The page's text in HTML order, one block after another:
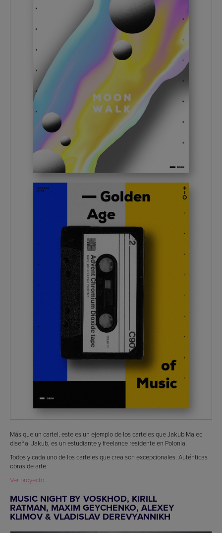
Más que un cartel, este es un ejemplo de los carteles que Jakub Malec
diseña. Jakub, es un estudiante y freelance residente en Polonia.
Todos y cada uno de los carteles que crea son excepcionales. Auténticas
obras de arte.
Ver proyecto
MUSIC NIGHT BY VOSKHOD, KIRILL
RATMAN, MAXIM GEYCHENKO, ALEXEY
KLIMOV & VLADISLAV DEREVYANNIKH